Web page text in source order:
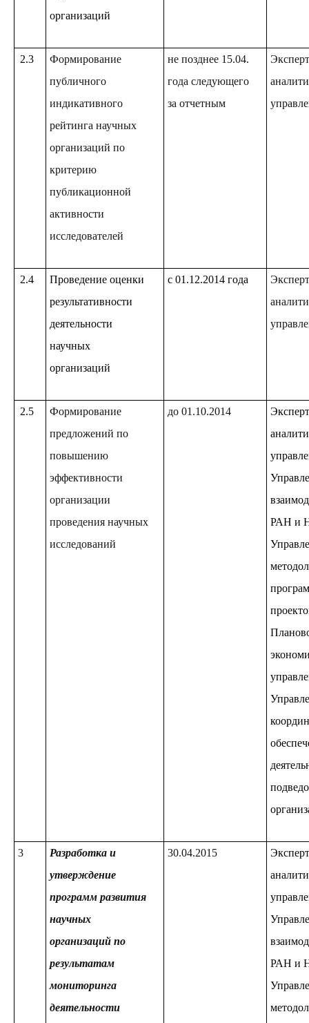
организаций
2.3
Формирование
публичного
индикативного
рейтинга научных
организаций по
критерию
публикационной
активности
исследователей
не позднее 15.04.
года следующего
за отчетным
2.4
Проведение оценки
результативности
деятельности
научных
организаций
с 01.12.2014 года
2.5
Формирование
предложений по
повышению
эффективности
организации
проведения научных
исследований
до 01.10.2014
РАН и
3
Разработка и
утверждение
программ развития
научных
организаций по
результатам
мониторинга
деятельности
30.04.2015
РАН и